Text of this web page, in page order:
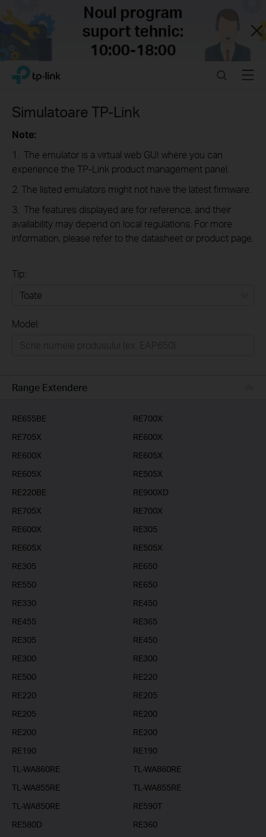
Close
Click
navigation
TP-Link, Reliably Smart SearchMenu
Simulatoare TP-Link
Note:
1. The emulator is a virtual web GUI where you can
experience the TP-Link product management panel.
2. The listed emulators might not have the latest firmware.
3. The features displayed are for reference, and their
availability may depend on local regulations. For more
information, please refer to the datasheet or product page.
Tip:
Business
Model:
Range Extendere
RE655BE
RE700X
RE705X
RE600X
RE600X
RE605X
RE605X
RE505X
RE220BE
RE900XD
RE705X
RE700X
RE600X
RE305
RE605X
RE505X
RE305
RE650
RE550
RE650
RE330
RE450
RE455
RE365
RE305
RE450
RE300
RE300
RE500
RE220
RE220
RE205
RE205
RE200
RE200
RE200
RE190
RE190
TL-WA860RE
TL-WA860RE
TL-WA855RE
TL-WA855RE
TL-WA850RE
RE590T
RE580D
RE360